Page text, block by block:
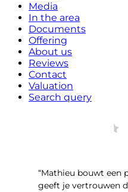
Media
In the area
Documents
Offering
About us
Reviews
Contact
Valuation
Search query
“Mathieu bouwt een
geeft je vertrouwen